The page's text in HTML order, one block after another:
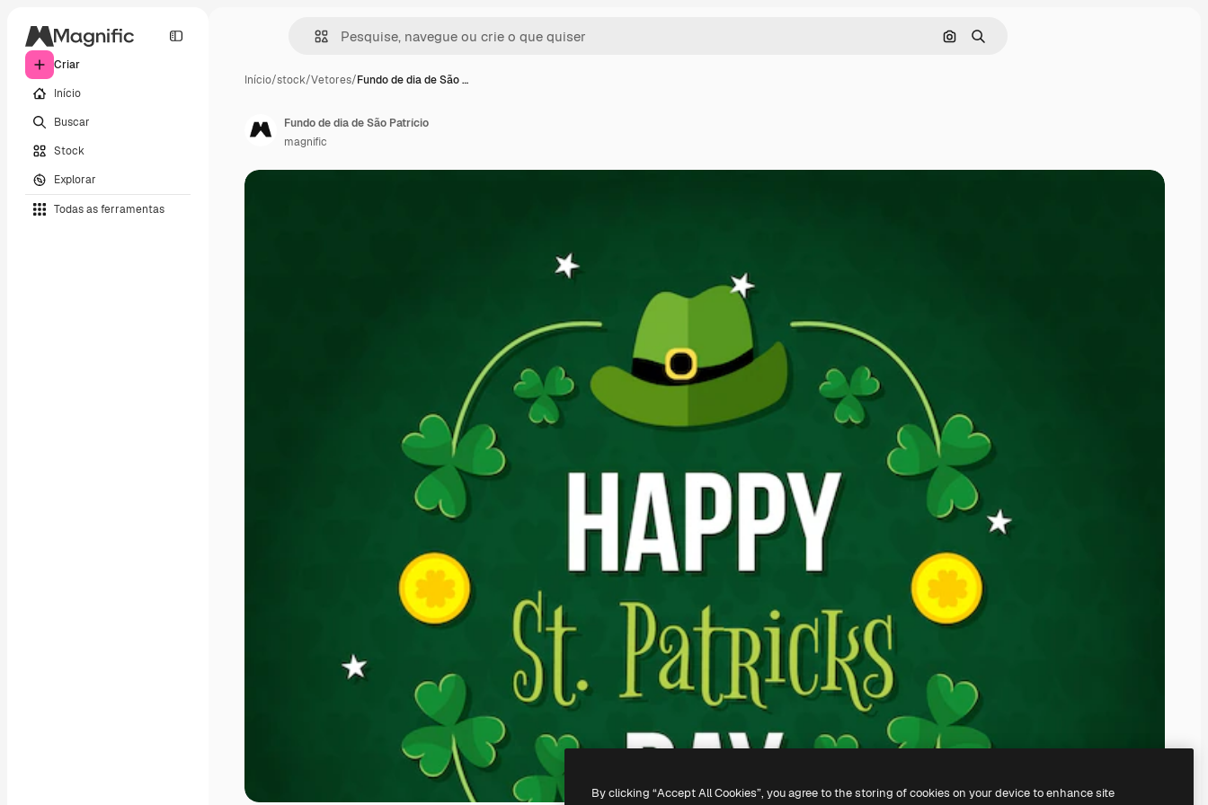
Criar
Início
Buscar
Stock
Explorar
Todas as ferramentas
Pesquisar por imagem
Buscar
Início/stock/Vetores/Fundo de dia de São …
Fundo de dia de São Patrício
magnific
By clicking “Accept All Cookies”, you agree to the storing of cookies on your device to enhance site